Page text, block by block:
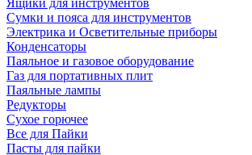
Ящики для инструментов
Сумки и пояса для инструментов
Электрика и Осветительные приборы
Конденсаторы
Паяльное и газовое оборудование
Газ для портативных плит
Паяльные лампы
Редукторы
Сухое горючее
Все для Пайки
Пасты для пайки